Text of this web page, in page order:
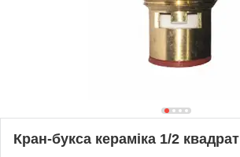
Кран-букса кераміка 1/2 квадрат